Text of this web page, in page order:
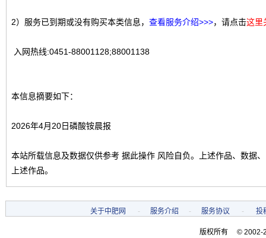
2）服务已到期或没有购买本类信息， 查看服务介绍>>>，请点击这里
入网热线:0451-88001128;88001138
本信息摘要如下：
2026年4月20日磷酸铵晨报
本站所载信息及数据仅供参考 据此操作 风险自负。上述作品、数据
上述作品。
关于中肥网 - 服务介绍 - 服务协议 - 投
版权所有 © 2002-